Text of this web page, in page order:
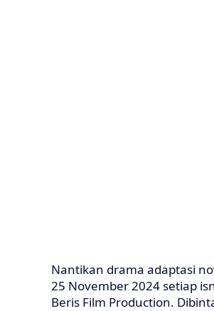
Nantikan drama adaptasi
25 November 2024 setiap
Beris Film Production.